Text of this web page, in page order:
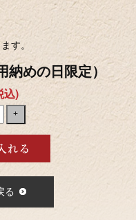
す。
納めの日限定）
込)
+
る